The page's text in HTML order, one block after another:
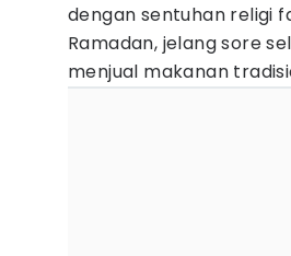
dengan sentuhan religi
Ramadan, jelang sore
menjual makanan